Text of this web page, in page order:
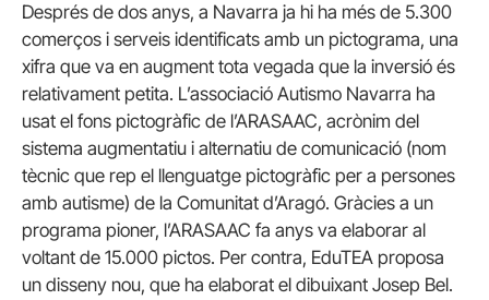
Després de dos anys, a Navarra ja hi ha més de 5.300
comerços i serveis identificats amb un pictograma, una
xifra que va en augment tota vegada que la inversió és
relativament petita. L’associació Autismo Navarra ha
usat el fons pictogràfic de l’ARASAAC, acrònim del
sistema augmentatiu i alternatiu de comunicació (nom
tècnic que rep el llenguatge pictogràfic per a persones
amb autisme) de la Comunitat d’Aragó. Gràcies a un
programa pioner, l’ARASAAC fa anys va elaborar al
voltant de 15.000 pictos. Per contra, EduTEA proposa
un disseny nou, que ha elaborat el dibuixant Josep Bel.